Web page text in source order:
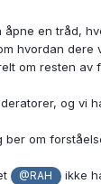
åpne en tråd,
hvordan dere
om resten av
og vi
ber om
@RAH
ikke